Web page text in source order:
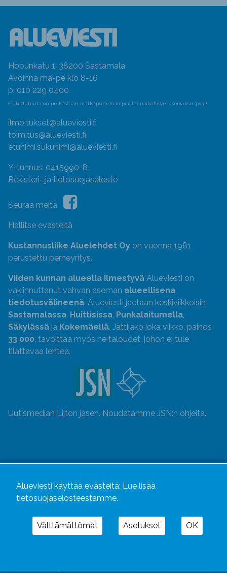
Hopunkatu 1, 38200 Sastamala
Avoinna ma-pe klo 8-16
p. 010 229 0400
(Puheluhinta on pelkästään matkapuhelu (mpm) tai paikallisverkkomaksu (pvm)
ilmoitukset@alueviesti.fi
toimitus@alueviesti.fi
etunimi.sukunimi@alueviesti.fi
Y-tunnus: 0415990-8
Rekisteri- ja tietosuojaseloste
Seuraa meitä
Hallitse evästeitä
Kustannusliike Aluelehdet Oy on vuonna 1981
perustettu perheyritys.
Viiden kunnan alueella ilmestyvä Alueviesti on
vakiinnuttanut vahvan aseman alueellisena
tiedotusvälineenä. Alueviesti jaetaan keskiviikkoisin
Sastamalassa, Huittisissa, Punkalaitumella,
Säkylässä ja Kokemäellä. Jättijako joka viikko, painos
33 000, tavoittaa myös ne taloudet, johon ei tule
tilattavaa lehteä.
Uutismedian Liiton jäsen. Noudatamme JSN:n ohjeita.
Alueviesti käyttää evästeitä: Lue lisää
tietosuojaselosteestamme.
Välttämättömät Asetukset OK